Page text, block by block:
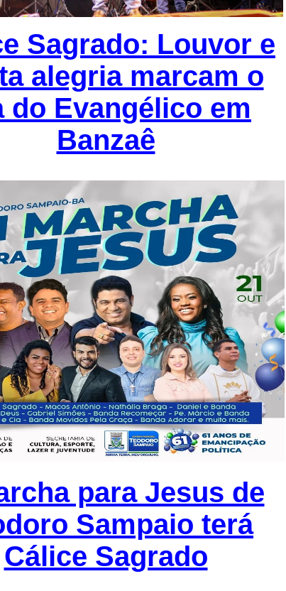
Sagrado: Louvor e
alegria marcam o
do Evangélico em
Banzaê
para Jesus de
Sampaio terá
Cálice Sagrado